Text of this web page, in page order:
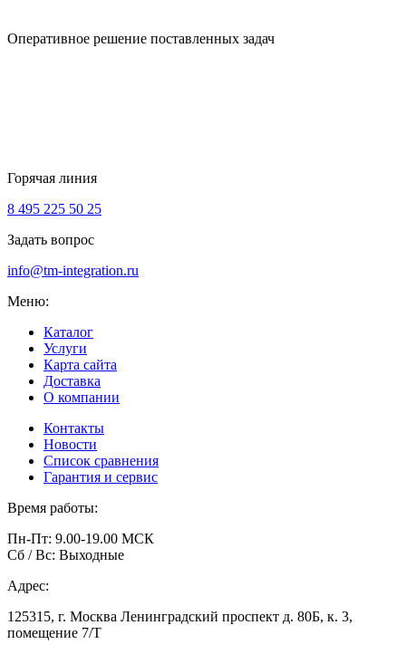
Оперативное решение поставленных задач
Горячая линия
8 495 225 50 25
Задать вопрос
info@tm-integration.ru
Меню:
Каталог
Услуги
Карта сайта
Доставка
О компании
Контакты
Новости
Список сравнения
Гарантия и сервис
Время работы:
Пн-Пт: 9.00-19.00 МСК
Сб / Вс: Выходные
Адрес:
125315, г. Москва Ленинградский проспект д. 80Б, к. 3,
помещение 7/Т